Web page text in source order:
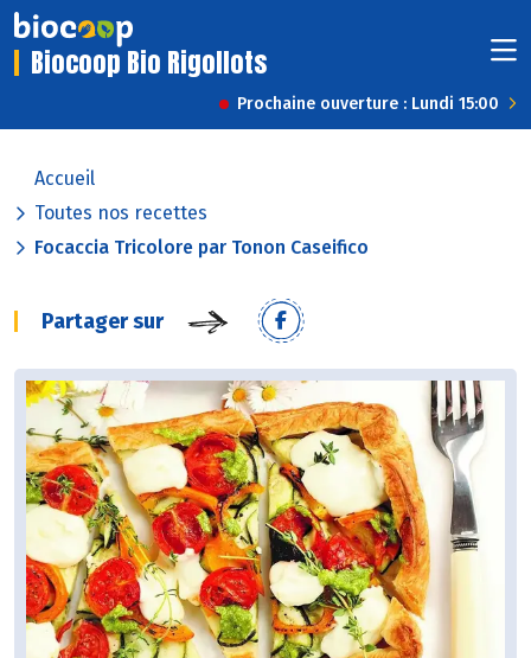
Biocoop Bio Rigollots
Prochaine ouverture : Lundi 15:00
Accueil
Toutes nos recettes
Focaccia Tricolore par Tonon Caseifico
Partager sur